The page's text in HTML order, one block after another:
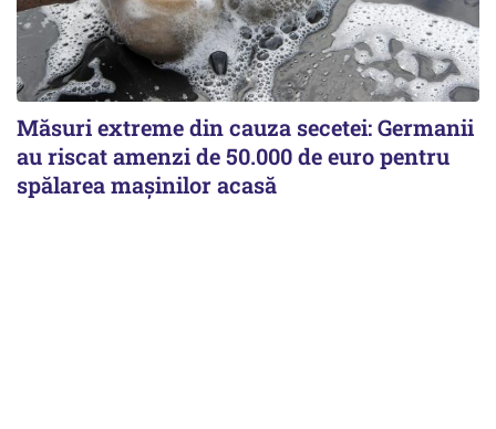
Măsuri extreme din cauza secetei: Germanii
au riscat amenzi de 50.000 de euro pentru
spălarea mașinilor acasă